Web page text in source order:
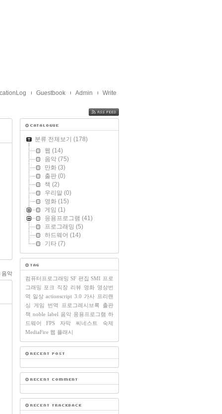
Guestbook Admin Write
음악
FEED
분류 전체보기 (178)
웹 (14)
음악(75)
만화(3)
출판(0)
책 (2)
우리말(0)
영화(15)
게임 (1)
응용프로그램 (41)
프로그래밍 (5)
하드웨어 (14)
기타(7)
컴퓨터프로그래밍 SF 편집 SMI 프로
그래밍 포크 직장 리뷰 영화 영상번
역 일상 actionscript 3.0 가사 프리랜
싱
게임 번역 프로그레시브록
출판
책 noble label 음악 응용프로그램 하
드웨어
FPS 자막 씨네스트
숙제
MediaFire 웹 플래시